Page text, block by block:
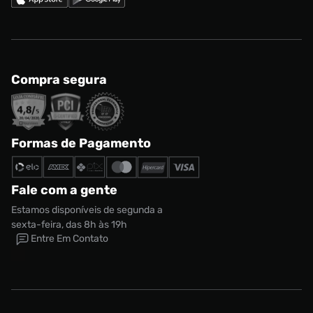
Compra segura
Formas de Pagamento
Fale com a gente
Estamos disponíveis de segunda a
sexta-feira, das 8h às 19h
Entre Em Contato